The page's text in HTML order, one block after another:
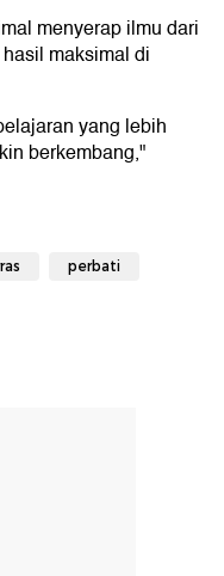
menyerap ilmu dari
maksimal di
yang lebih
berkembang,"
perbati